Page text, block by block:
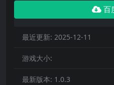
百
最近更新: 2025-12-11
游戏大小:
最新版本: 1.0.3